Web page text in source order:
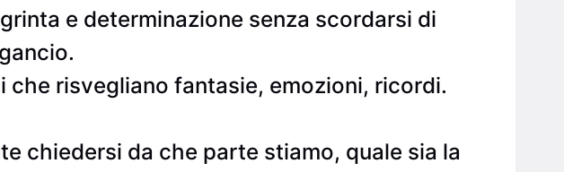
e determinazione senza scordarsi di
risvegliano fantasie, emozioni, ricordi.
chiedersi da che parte stiamo, quale sia la